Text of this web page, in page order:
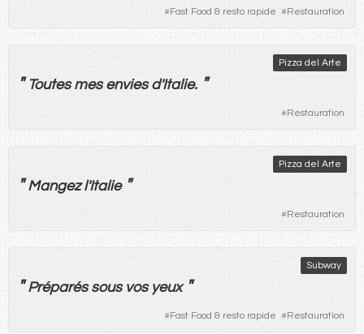
#Fast Food & resto rapide #Restauration
Pizza del Arte
" Toutes mes enviesd'Italie. "
#Restauration
Pizza del Arte
" Mangezl'Italie "
#Restauration
Subway
" Préparés sous vos yeux "
#Fast Food & resto rapide #Restauration